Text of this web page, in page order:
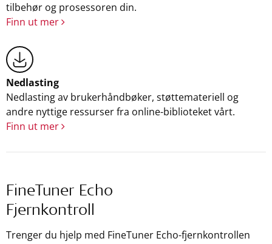
tilbehør og prosessoren din.
Finn ut mer
Nedlasting
Nedlasting av brukerhåndbøker, støttemateriell og
andre nyttige ressurser fra online-biblioteket vårt.
Finn ut mer
FineTuner Echo
Fjernkontroll
Trenger du hjelp med FineTuner Echo-fjernkontrollen